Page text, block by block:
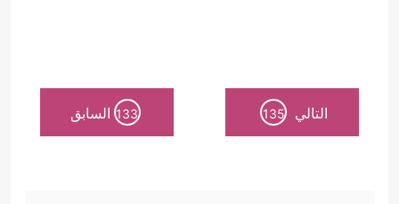
التالي 135
133 السابق